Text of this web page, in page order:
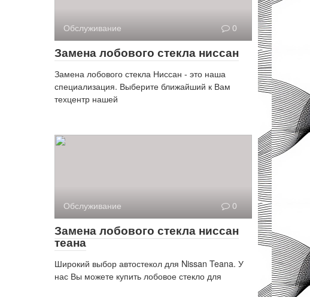
Обслуживание 0
Замена лобового стекла ниссан
Замена лобового стекла Ниссан - это наша
специализация. Выберите ближайший к Вам
техцентр нашей
Обслуживание 0
Замена лобового стекла ниссан
теана
Широкий выбор автостекол для Nissan Teana. У
нас Вы можете купить лобовое стекло для